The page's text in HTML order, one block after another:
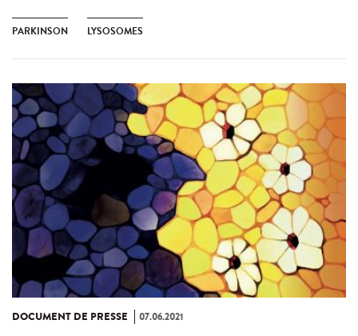
PARKINSON LYSOSOMES
DOCUMENT DE PRESSE 07.06.2021